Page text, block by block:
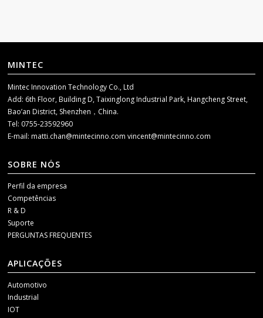
MINTEC
Mintec Innovation Technology Co., Ltd
Add: 6th Floor, Building D, Taixinglong Industrial Park, Hangcheng Street,
Bao’an District, Shenzhen，China.
Tel: 0755-23592960
E-mail:matti.chan@mintecinno.comvincent@mintecinno.com
SOBRE NÓS
Perfil da empresa
Competências
R & D
Suporte
PERGUNTAS FREQUENTES
APLICAÇÕES
Automotivo
Industrial
IOT